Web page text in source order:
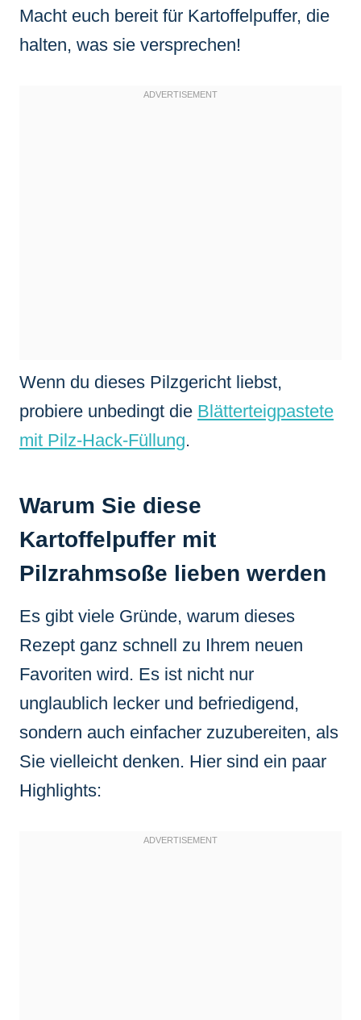
Macht euch bereit für Kartoffelpuffer, die
halten, was sie versprechen!
Wenn du dieses Pilzgericht liebst,
probiere unbedingt die Blätterteigpastete
mit Pilz-Hack-Füllung.
Warum Sie diese
Kartoffelpuffer mit
Pilzrahmsoße lieben werden
Es gibt viele Gründe, warum dieses
Rezept ganz schnell zu Ihrem neuen
Favoriten wird. Es ist nicht nur
unglaublich lecker und befriedigend,
sondern auch einfacher zuzubereiten, als
Sie vielleicht denken. Hier sind ein paar
Highlights: